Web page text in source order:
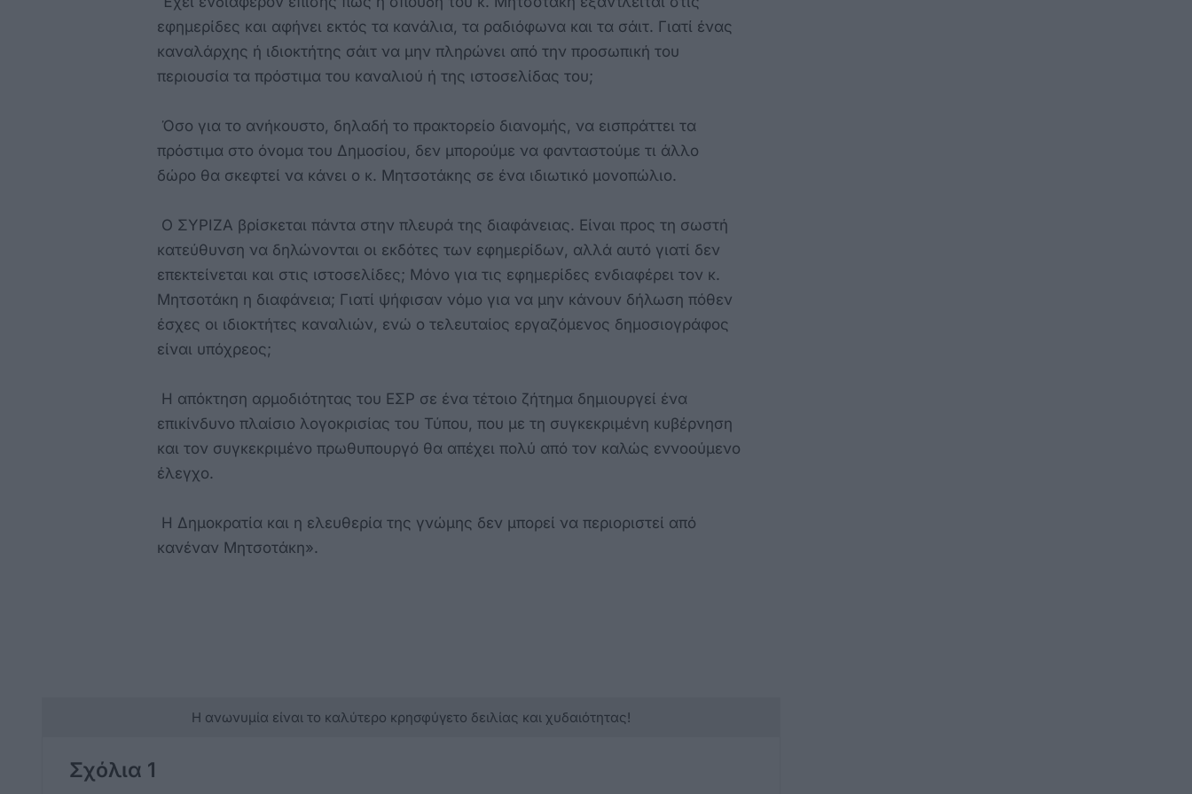
εφημερίδες και αφήνει εκτός τα κανάλια, τα ραδιόφωνα και τα σάιτ. Γιατί ένας
καναλάρχης ή ιδιοκτήτης σάιτ να μην πληρώνει από την προσωπική του
περιουσία τα πρόστιμα του καναλιού ή της ιστοσελίδας του;
Όσο για το ανήκουστο, δηλαδή το πρακτορείο διανομής, να εισπράττει τα
πρόστιμα στο όνομα του Δημοσίου, δεν μπορούμε να φανταστούμε τι άλλο
δώρο θα σκεφτεί να κάνει ο κ. Μητσοτάκης σε ένα ιδιωτικό μονοπώλιο.
Ο ΣΥΡΙΖΑ βρίσκεται πάντα στην πλευρά της διαφάνειας. Είναι προς τη σωστή
κατεύθυνση να δηλώνονται οι εκδότες των εφημερίδων, αλλά αυτό γιατί δεν
επεκτείνεται και στις ιστοσελίδες; Μόνο για τις εφημερίδες ενδιαφέρει τον κ.
Μητσοτάκη η διαφάνεια; Γιατί ψήφισαν νόμο για να μην κάνουν δήλωση πόθεν
έσχες οι ιδιοκτήτες καναλιών, ενώ ο τελευταίος εργαζόμενος δημοσιογράφος
είναι υπόχρεος;
Η απόκτηση αρμοδιότητας του ΕΣΡ σε ένα τέτοιο ζήτημα δημιουργεί ένα
επικίνδυνο πλαίσιο λογοκρισίας του Τύπου, που με τη συγκεκριμένη κυβέρνηση
και τον συγκεκριμένο πρωθυπουργό θα απέχει πολύ από τον καλώς εννοούμενο
έλεγχο.
Η Δημοκρατία και η ελευθερία της γνώμης δεν μπορεί να περιοριστεί από
κανέναν Μητσοτάκη».
Η ανωνυμία είναι το καλύτερο κρησφύγετο δειλίας και χυδαιότητας!
Σχόλια 1